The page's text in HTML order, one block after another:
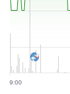
9:00
HÓA